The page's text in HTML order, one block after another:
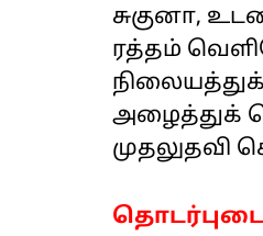
சுகுனா,
ரத்தம்
அழைத்துக்
முதலுதவி